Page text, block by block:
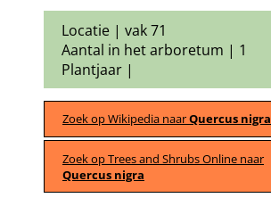
Locatie | vak 71
Aantal in het arboretum | 1
Plantjaar |
Zoek op Wikipedia naarQuercus nigra
Zoek op Trees and Shrubs Online naar
Quercus nigra